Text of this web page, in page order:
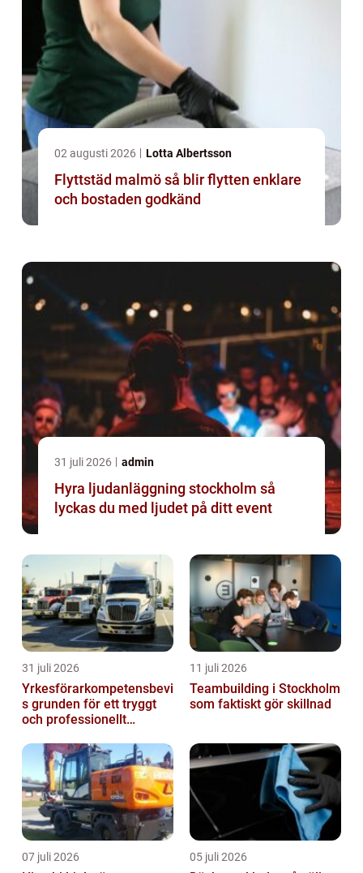
02 augusti 2026 Lotta Albertsson
Flyttstäd malmö så blir flytten enklare
och bostaden godkänd
31 juli 2026 admin
Hyra ljudanläggning stockholm så
lyckas du med ljudet på ditt event
31 juli 2026
Yrkesförarkompetensbevi
s grunden för ett tryggt
och professionellt
11 juli 2026
Teambuilding i Stockholm
som faktiskt gör skillnad
07 juli 2026 05 juli 2026